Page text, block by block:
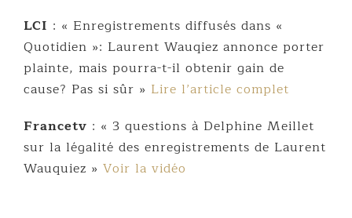
LCI : « Enregistrements diffusés dans «
Quotidien »: Laurent Wauqiez annonce porter
plainte, mais pourra-t-il obtenir gain de
cause? Pas si sûr » Lire l’article complet
Francetv : « 3 questions à Delphine Meillet
sur la légalité des enregistrements de Laurent
Wauquiez » Voir la vidéo